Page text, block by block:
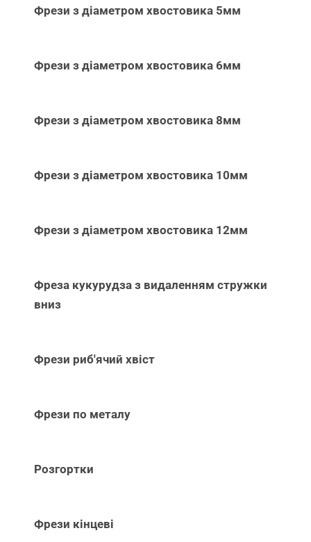
Фрези з діаметром хвостовика 5мм
Фрези з діаметром хвостовика 6мм
Фрези з діаметром хвостовика 8мм
Фрези з діаметром хвостовика 10мм
Фрези з діаметром хвостовика 12мм
Фреза кукурудза з видаленням стружки
вниз
Фрези риб'ячий хвіст
Фрези по металу
Розгортки
Фрези кінцеві